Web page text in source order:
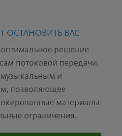
ОСТАНОВИТЬ ВАС
решение
потоковой передачи,
и
позволяющее
материалы
ограничения.